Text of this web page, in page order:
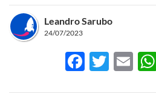
Leandro Sarubo
24/07/2023